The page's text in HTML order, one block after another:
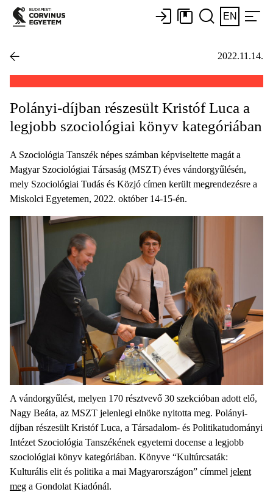
EN
2022.11.14.
Polányi-díjban részesült Kristóf Luca a
legjobb szociológiai könyv kategóriában
A Szociológia Tanszék népes számban képviseltette magát a
Magyar Szociológiai Társaság (MSZT) éves vándorgyűlésén,
mely Szociológiai Tudás és Közjó címen került megrendezésre a
Miskolci Egyetemen, 2022. október 14-15-én.
A vándorgyűlést, melyen 170 résztvevő 30 szekcióban adott elő,
Nagy Beáta, az MSZT jelenlegi elnöke nyitotta meg. Polányi-
díjban részesült Kristóf Luca, a Társadalom- és Politikatudományi
Intézet Szociológia Tanszékének egyetemi docense a legjobb
szociológiai könyv kategóriában. Könyve “Kultúrcsaták:
Kulturális elit és politika a mai Magyarországon” címmel jelent
meg a Gondolat Kiadónál.